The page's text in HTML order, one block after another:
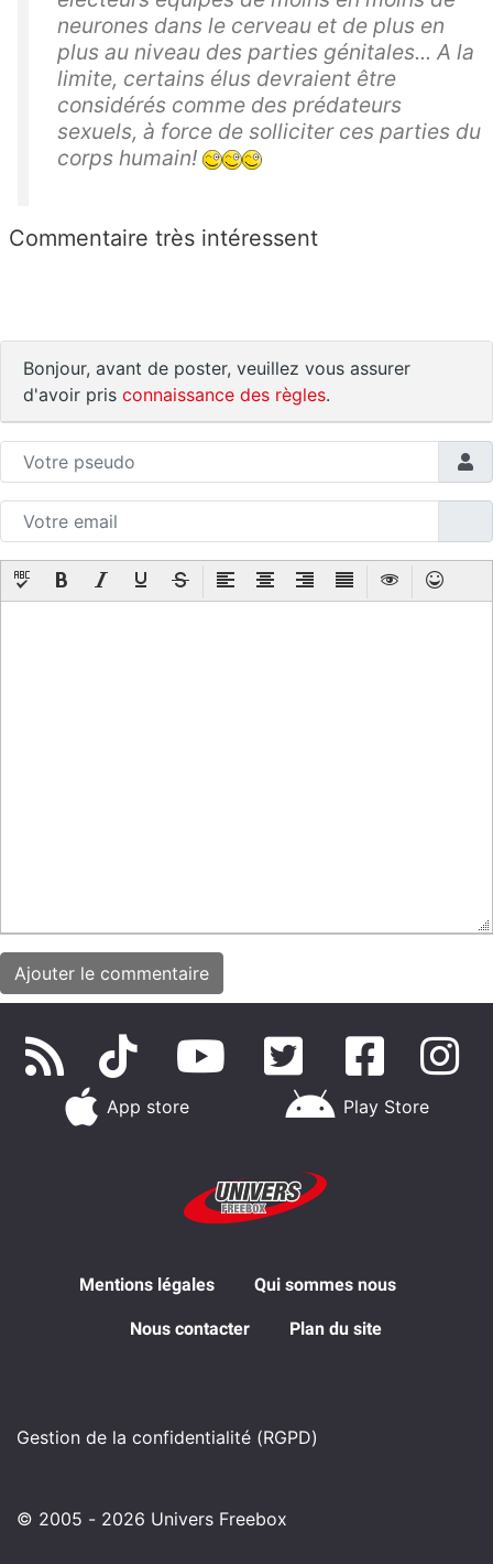
neurones dans le cerveau et de plus en
plus au niveau des parties génitales... A la
limite, certains élus devraient être
considérés comme des prédateurs
sexuels, à force de solliciter ces parties du
corps humain!
Commentaire très intéressent
Bonjour, avant de poster, veuillez vous assurer
d'avoir pris connaissance des règles.
App store Play Store
Mentions légales Qui sommes nous
Nous contacter Plan du site
Gestion de la confidentialité (RGPD)
© 2005 - 2026 Univers Freebox